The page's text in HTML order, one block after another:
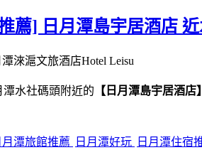
薦] 日月潭島宇居酒店
水社碼頭附近的 【日月潭島宇居酒店】
月潭旅館推薦 日月潭好玩 日月潭住宿